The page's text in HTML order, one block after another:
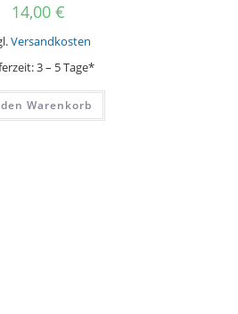
14,00 €
Versandkosten
3 – 5 Tage*
Warenkorb